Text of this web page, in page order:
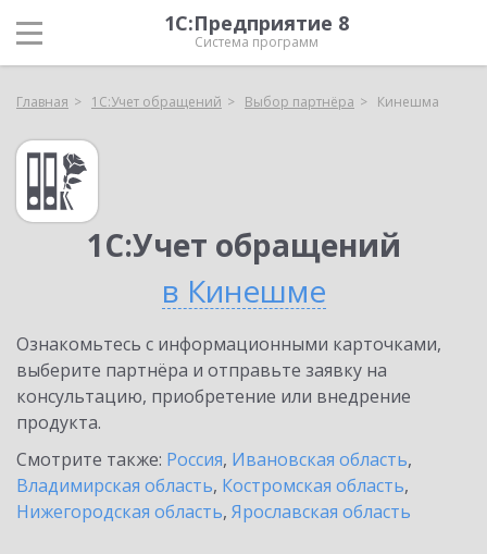
1С:Предприятие 8
Система программ
Главная 1С:Учет обращений Выбор партнёра Кинешма
1С:Учет обращений
в Кинешме
Ознакомьтесь с информационными карточками,
выберите партнёра и отправьте заявку на
консультацию, приобретение или внедрение
продукта.
Смотрите также: Россия, Ивановская область,
Владимирская область, Костромская область,
Нижегородская область, Ярославская область